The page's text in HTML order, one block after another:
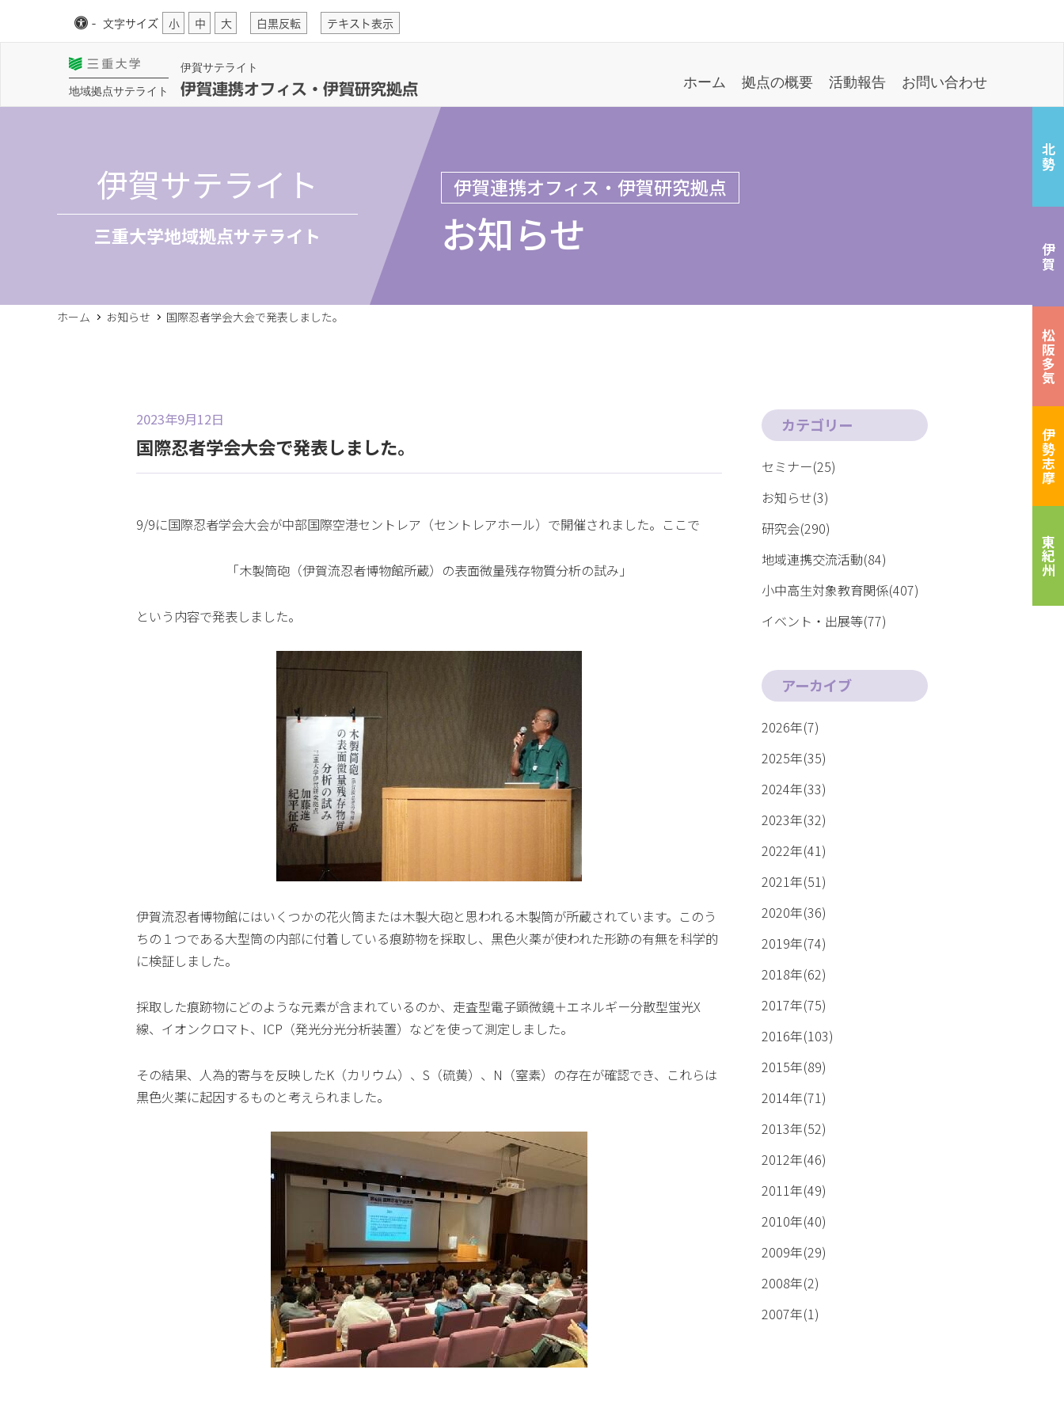
- 文字サイズ 小 中 大 白黒反転 テキスト表示
地域拠点サテライト
伊賀サテライト
伊賀連携オフィス・伊賀研究拠点 ホーム 拠点の概要 活動報告 お問い合わせ
北勢
伊賀
松阪多気
伊勢志摩
東紀州
伊賀サテライト
三重大学地域拠点サテライト
伊賀連携オフィス・伊賀研究拠点
お知らせ
ホーム お知らせ 国際忍者学会大会で発表しました。
2023年9月12日
国際忍者学会大会で発表しました。
9/9に国際忍者学会大会が中部国際空港セントレア（セントレアホール）で開催されました。ここで
「木製筒砲（伊賀流忍者博物館所蔵）の表面微量残存物質分析の試み」
という内容で発表しました。
伊賀流忍者博物館にはいくつかの花火筒または木製大砲と思われる木製筒が所蔵されています。このう
ちの１つである大型筒の内部に付着している痕跡物を採取し、黒色火薬が使われた形跡の有無を科学的
に検証しました。
採取した痕跡物にどのような元素が含まれているのか、走査型電子顕微鏡＋エネルギー分散型蛍光X
線、イオンクロマト、ICP（発光分光分析装置）などを使って測定しました。
その結果、人為的寄与を反映したK（カリウム）、S（硫黄）、N（窒素）の存在が確認でき、これらは
黒色火薬に起因するものと考えられました。
カテゴリー
セミナー(25)
お知らせ(3)
研究会(290)
地域連携交流活動(84)
小中高生対象教育関係(407)
イベント・出展等(77)
アーカイブ
2026年(7)
2025年(35)
2024年(33)
2023年(32)
2022年(41)
2021年(51)
2020年(36)
2019年(74)
2018年(62)
2017年(75)
2016年(103)
2015年(89)
2014年(71)
2013年(52)
2012年(46)
2011年(49)
2010年(40)
2009年(29)
2008年(2)
2007年(1)